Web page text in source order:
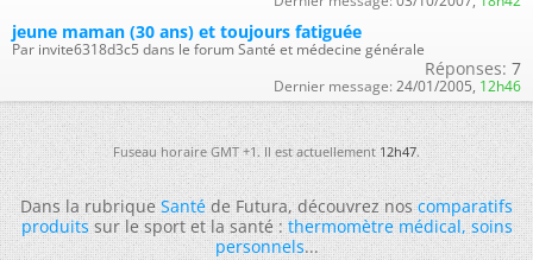
jeune maman (30 ans) et toujours fatiguée
Par invite6318d3c5 dans le forum Santé et médecine générale
Réponses: 7
Dernier message: 24/01/2005, 12h46
Fuseau horaire GMT +1. Il est actuellement12h47.
Dans la rubriqueSantéde Futura, découvrez noscomparatifs
produitssur le sport et la santé :thermomètre médical,soins
personnels...